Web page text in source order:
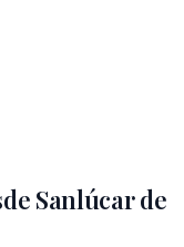
Sanlúcar de